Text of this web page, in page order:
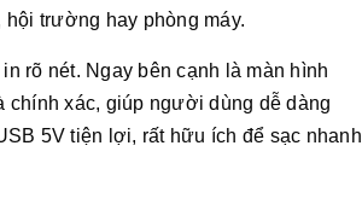
trường hay phòng máy.
rõ nét. Ngay bên cạnh là màn hình
chính xác, giúp người dùng dễ dàng
5V tiện lợi, rất hữu ích để sạc nhanh